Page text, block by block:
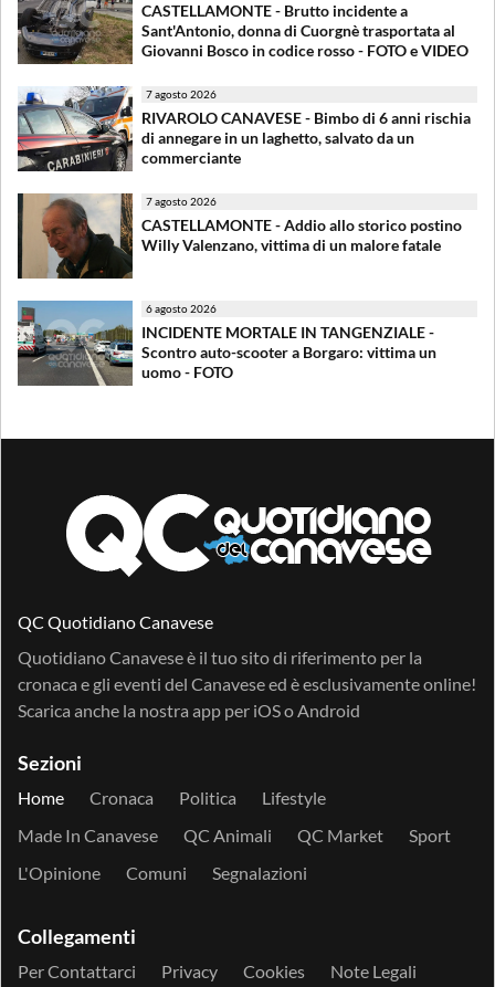
CASTELLAMONTE - Brutto incidente a
Sant'Antonio, donna di Cuorgnè trasportata al
Giovanni Bosco in codice rosso - FOTO e VIDEO
7 agosto 2026
RIVAROLO CANAVESE - Bimbo di 6 anni rischia
di annegare in un laghetto, salvato da un
commerciante
7 agosto 2026
CASTELLAMONTE - Addio allo storico postino
Willy Valenzano, vittima di un malore fatale
6 agosto 2026
INCIDENTE MORTALE IN TANGENZIALE -
Scontro auto-scooter a Borgaro: vittima un
uomo - FOTO
QC Quotidiano Canavese
Quotidiano Canavese è il tuo sito di riferimento per la
cronaca e gli eventi del Canavese ed è esclusivamente online!
Scarica anche la nostra app per iOSoAndroid
Sezioni
Home Cronaca Politica
Lifestyle
Made In Canavese
QC Animali QC Market
Sport
L'Opinione
Comuni Segnalazioni
Collegamenti
Per Contattarci Privacy Cookies Note Legali